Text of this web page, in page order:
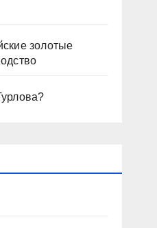
золотые